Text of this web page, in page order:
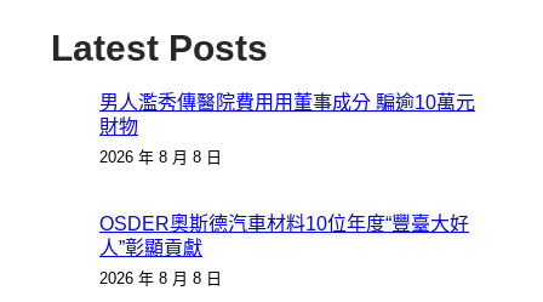
Latest Posts
男人濫秀傳醫院費用用董事成分 騙逾10萬元
財物
2026 年 8 月 8 日
OSDER奧斯德汽車材料10位年度“豐臺大好
人”彰顯貢獻
2026 年 8 月 8 日